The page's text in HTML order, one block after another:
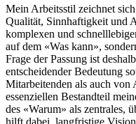
Mein Arbeitsstil zeichnet
Qualität, Sinnhaftigkeit und
komplexen und
auf dem «Was kann»,
Frage der Passung ist
entscheidender Bedeutung
Mitarbeitenden als auch von
essenziellen Bestandteil
des «Warum» als zentrales,
hilft dabei, langfristige